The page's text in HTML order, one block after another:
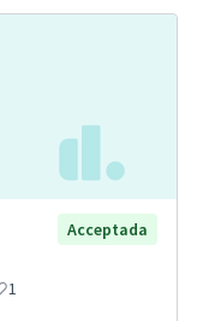
Acceptada
1